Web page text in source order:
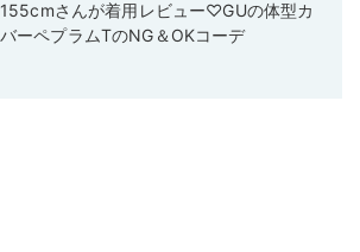
155cmさんが着用レビュー♡GUの体型カ
バーペプラムTのNG＆OKコーデ